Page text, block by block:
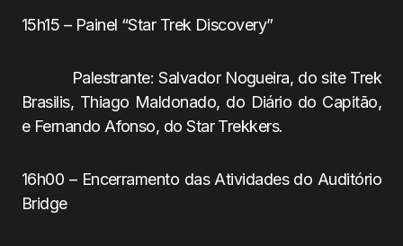
15h15 – Painel “Star Trek Discovery”
Palestrante: Salvador Nogueira, do site Trek
Brasilis, Thiago Maldonado, do Diário do Capitão,
e Fernando Afonso, do Star Trekkers.
16h00 – Encerramento das Atividades do Auditório
Bridge